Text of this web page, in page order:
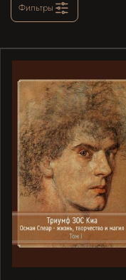
Фильтры